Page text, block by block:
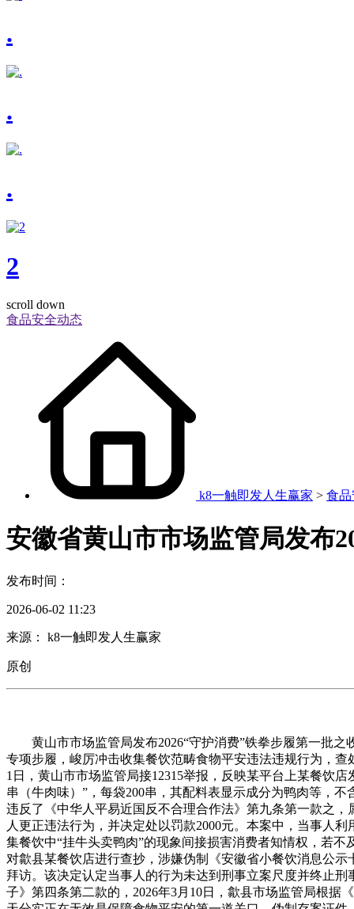
.
.
.
2
scroll down
食品安全动态
k8一触即发人生赢家 > 食
安徽省黄山市市场监管局发布
发布时间：
2026-06-02 11:23
来源： k8一触即发人生赢家
原创
黄山市市场监管局发布2026“守护消费”铁拳步履第一批之
专项步履，峻厉冲击收集餐饮范畴食物平安违法违规行为，
1日，黄山市市场监管局接12315举报，反映某平台上某餐饮
串（牛肉味）”，每袋200串，其配料表显示成分为鸭肉等，
违反了《中华人平易近国反不合理合作法》第九条第一款之
人更正违法行为，并决定处以罚款2000元。本案中，当事人
集餐饮中“挂牛头卖鸭肉”的现象间接损害消费者知情权，若
对歙县某餐饮店进行查抄，涉嫌伪制《安徽省小餐饮消息公
拜访。该决定认定当事人的行为未达到刑事立案尺度并终止
子》第四条第二款的，2026年3月10日，歙县市场监管局根据